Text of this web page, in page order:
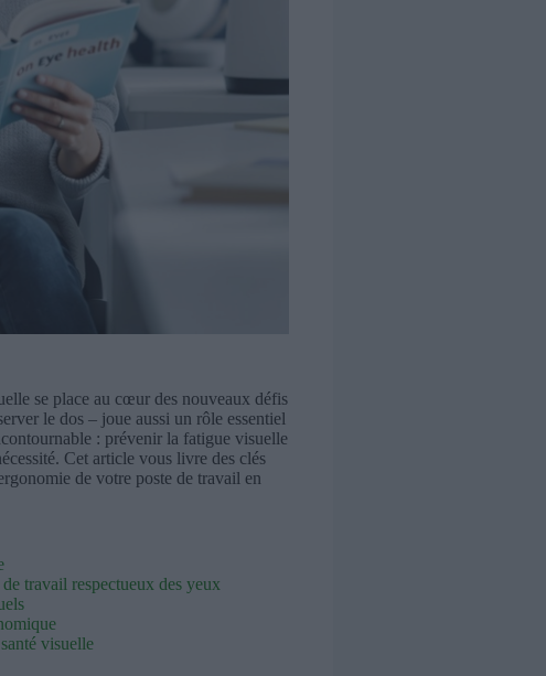
se place au cœur des nouveaux défis
le dos – joue aussi un rôle essentiel
: prévenir la fatigue visuelle
Cet article vous livre des clés
de votre poste de travail en
travail respectueux des yeux
visuelle